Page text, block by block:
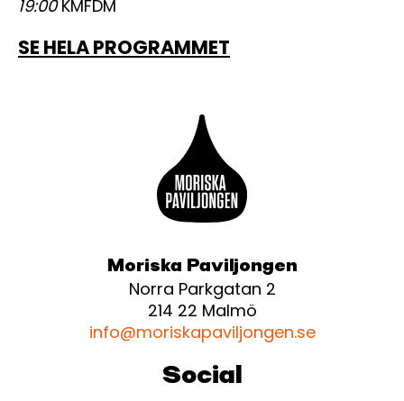
19:00KMFDM
SE HELA PROGRAMMET
Moriska Paviljongen
Norra Parkgatan 2
214 22 Malmö
info@moriskapaviljongen.se
Social